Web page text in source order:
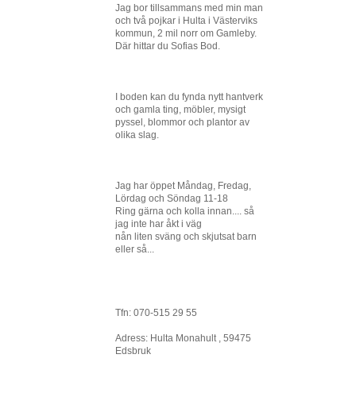
Jag bor tillsammans med min man
och två pojkar i Hulta i Västerviks
kommun, 2 mil norr om Gamleby.
Där hittar du Sofias Bod.
I boden kan du fynda nytt hantverk
och gamla ting, möbler, mysigt
pyssel, blommor och plantor av
olika slag.
Jag har öppet Måndag, Fredag,
Lördag och Söndag 11-18
Ring gärna och kolla innan.... så
jag inte har åkt i väg
nån liten sväng och skjutsat barn
eller så...
Tfn: 070-515 29 55
Adress: Hulta Monahult , 59475
Edsbruk